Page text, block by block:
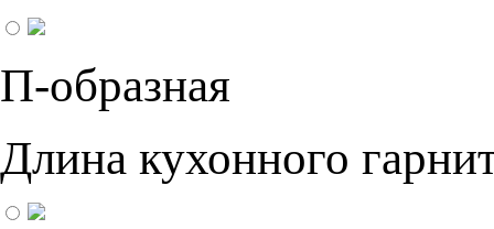
П-образная
Длина кухонного